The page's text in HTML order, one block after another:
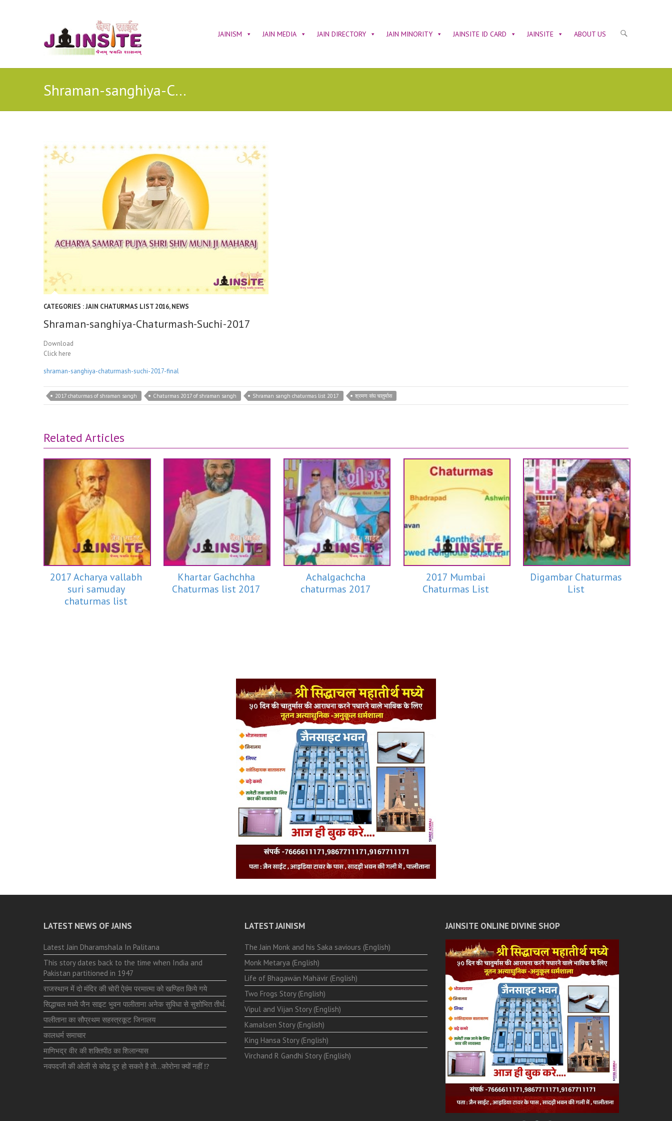
JAINISM JAIN MEDIA JAIN DIRECTORY JAIN MINORITY JAINSITE ID CARD JAINSITE ABOUT US
Shraman-sanghiya-Chaturmash-Suchi-2017
CATEGORIES :JAIN CHATURMAS LIST 2016,NEWS
Shraman-sanghiya-Chaturmash-Suchi-2017
Download
Click here
shraman-sanghiya-chaturmash-suchi-2017-final
2017 chaturmas of shraman sangh Chaturmas 2017 of shraman sangh Shraman sangh chaturmas list 2017 श्रमण संघ चातुर्मास
Related Articles
2017 Acharya vallabh
suri samuday
chaturmas list
Khartar Gachchha
Chaturmas list 2017
Achalgachcha
chaturmas 2017
2017 Mumbai
Chaturmas List
Digambar Chaturmas
List
LATEST NEWS OF JAINS
Latest Jain Dharamshala In Palitana
This story dates back to the time when India and
Pakistan partitioned in 1947
राजस्थान में दो मंदिर की चोरी ऐवंम परमात्मा को खण्डित किये गये
सिद्धाचल मध्ये जैन साइट भुवन पालीताना अनेक सुविधा से सुशोभित तीर्थ.
पालीताना का सौप्रथम सहस्त्रकूट जिनालय
कालधर्म समाचार
माणिभद्र वीर की शक्तिपीठ का शिलान्यास
नवपदजी की ओली से कोढ दूर हो सकते है तो…कोरोना क्यों नहीं ⁉️
LATEST JAINISM
The Jain Monk and his Saka saviours (English)
Monk Metarya (English)
Life of Bhagawän Mahävir (English)
Two Frogs Story (English)
Vipul and Vijan Story (English)
Kamalsen Story (English)
King Hansa Story (English)
Virchand R Gandhi Story (English)
JAINSITE ONLINE DIVINE SHOP